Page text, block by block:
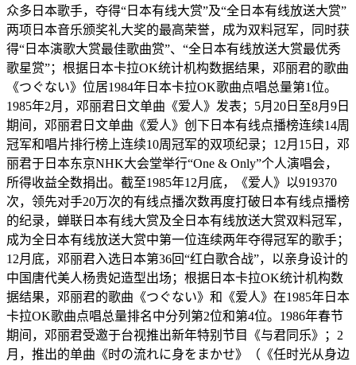
众多日本歌手，夺得“日本有线大赏”及“全日本有线放送大赏”
两项日本音乐颁奖礼大奖的最高荣誉，成为双料冠军，同时获
得“日本演歌大赏最佳歌曲赏”、“全日本有线放送大赏最优秀
歌星赏”；根据日本卡拉OK统计机构数据结果，邓丽君的歌曲
《つぐない》位居1984年日本卡拉OK歌曲点唱总量第1位。
1985年2月，邓丽君日文单曲《爱人》发表；5月20日至8月9日
期间，邓丽君日文单曲《爱人》创下日本有线点播榜连续14周
冠军和唱片排行榜上连续10周冠军的双项纪录；12月15日，邓
丽君于日本东京NHK大会堂举行“One & Only”个人演唱会，
所得收益全数捐出。截至1985年12月底，《爱人》以919370
次，领先对手20万次的有线点播次数再度打破日本有线点播榜
的纪录，蝉联日本有线大赏及全日本有线放送大赏双料冠军，
成为全日本有线放送大赏中第一位连续两年夺得冠军的歌手；
12月底，邓丽君入选日本第36回“红白歌合战”，以亲身设计的
中国唐代美人杨贵妃造型出场；根据日本卡拉OK统计机构数
据结果，邓丽君的歌曲《つぐない》和《爱人》在1985年日本
卡拉OK歌曲点唱总量排名中分列第2位和第4位。​1986年春节
期间，邓丽君受邀于台视推出新年特别节目《与君同乐》；2
月，推出的单曲《时の流れに身をまかせ》（《任时光从身边